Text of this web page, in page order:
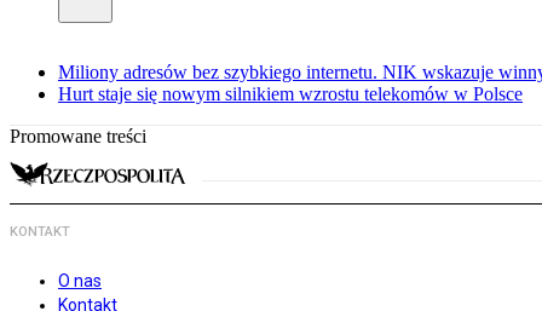
Miliony adresów bez szybkiego internetu. NIK wskazuje
Hurt staje się nowym silnikiem wzrostu telekomów w Polsce
Promowane treści
KONTAKT
O nas
Kontakt